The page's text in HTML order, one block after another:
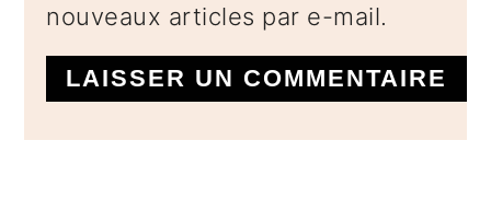
nouveaux articles par e-mail.